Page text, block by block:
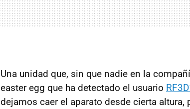
Una unidad que, sin que nadie en la
easter egg que ha detectado el usuario
dejamos caer el aparato desde cierta